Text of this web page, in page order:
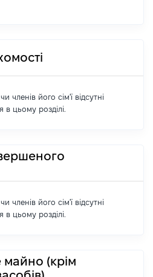
членів його сім'ї відсутні
в цьому розділі.
членів його сім'ї відсутні
в цьому розділі.
майно (крім